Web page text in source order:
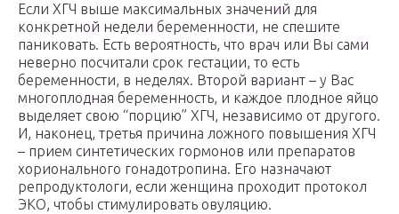
Если ХГЧ выше максимальных значений для
конкретной недели беременности, не спешите
паниковать. Есть вероятность, что врач или Вы сами
неверно посчитали срок гестации, то есть
беременности, в неделях. Второй вариант – у Вас
многоплодная беременность, и каждое плодное яйцо
выделяет свою “порцию” ХГЧ, независимо от другого.
И, наконец, третья причина ложного повышения ХГЧ
– прием синтетических гормонов или препаратов
хорионального гонадотропина. Его назначают
репродуктологи, если женщина проходит протокол
ЭКО, чтобы стимулировать овуляцию.